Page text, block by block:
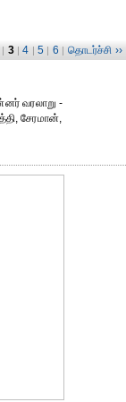
| 3 | 4 | 5 | 6 | தொடர்ச்சி ››
வரலாறு -
சேரமான்,